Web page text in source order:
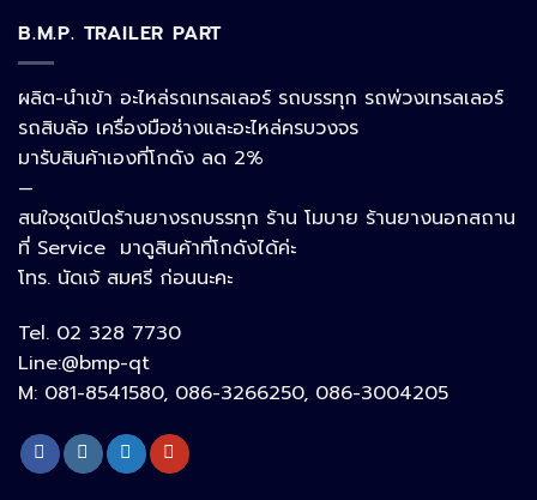
B.M.P. TRAILER PART
ผลิต-นำเข้า อะไหล่รถเทรลเลอร์ รถบรรทุก รถพ่วงเทรลเลอร์
รถสิบล้อ เครื่องมือช่างและอะไหล่ครบวงจร
มารับสินค้าเองที่โกดัง ลด 2%
—
สนใจชุดเปิดร้านยางรถบรรทุก ร้าน โมบาย ร้านยางนอกสถาน
ที่ Service มาดูสินค้าที่โกดังได้ค่ะ
โทร. นัดเจ้ สมศรี ก่อนนะคะ
Tel. 02 328 7730
Line:@bmp-qt
M: 081-8541580, 086-3266250, 086-3004205